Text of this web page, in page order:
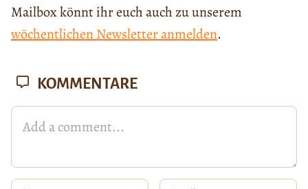
Mailbox könnt ihr euch auch zu unserem
wöchentlichen Newsletter anmelden.
KOMMENTARE